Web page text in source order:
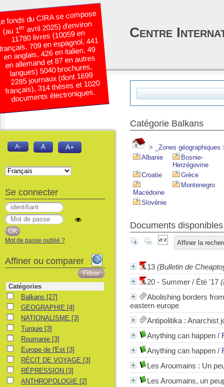
Catégorie Balkans
> _Zones géographiques
Albanie
Bosnie-
Herzégovine
Croatie
Grèce
Macédoine
Montenegro
Slovénie
Documents
Affiner la
13 (Bulletin de
20 - Summer / Été '17
Abolishing borders
eastern europe
Antipolitika : Anarchist
Anything can happen /
Anything can happen /
Les Aroumains : Un
Les Aroumains, un
fonds du CIRA se compose
(au 1eravril 2025) d’environ
11780 livres (10059 en
709 en espagnol, 441
en anglais, 426 en italien, 49
en allemand et 87 en autres
langues) 5040 brochures,
2285 journaux (dont 1699
français), 314 thèses et 1020
documents électroniques.
Centre
A- A A+
Se connecter
Mot de passe oublié ?
Affiner ou comparer
Catégories
BalkansBalkans [27]
GEOGRAPHIE
GEOGRAPHIE [4]
NATIONALISME
NATIONALISME [3]
TurquieTurquie [3]
RoumanieRoumanie [3]
Europe de l'Est
Europe de l'Est [3]
RÉCIT DE VOYAGE
RÉCIT DE VOYAGE [3]
RÉPRESSION
RÉPRESSION [3]
ANTHROPOLOGIE
ANTHROPOLOGIE [2]